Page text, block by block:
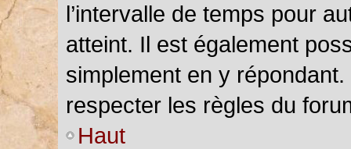
l’intervalle de temps pour
atteint. Il est également
simplement en y
respecter les règles du
Haut